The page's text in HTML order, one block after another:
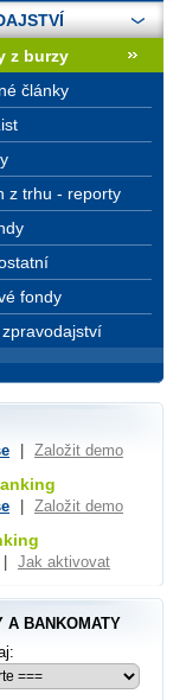
z burzy
články
z trhu - reporty
fondy
Založit demo
Založit demo
Jak aktivovat
A BANKOMATY